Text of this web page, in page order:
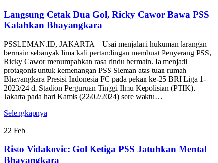
Langsung Cetak Dua Gol, Ricky Cawor Bawa PSS
Kalahkan Bhayangkara
PSSLEMAN.ID, JAKARTA – Usai menjalani hukuman larangan
bermain sebanyak lima kali pertandingan membuat Penyerang PSS,
Ricky Cawor menumpahkan rasa rindu bermain. Ia menjadi
protagonis untuk kemenangan PSS Sleman atas tuan rumah
Bhayangkara Presisi Indonesia FC pada pekan ke-25 BRI Liga 1-
2023/24 di Stadion Perguruan Tinggi Ilmu Kepolisian (PTIK),
Jakarta pada hari Kamis (22/02/2024) sore waktu…
Selengkapnya
22 Feb
Risto Vidakovic: Gol Ketiga PSS Jatuhkan Mental
Bhayangkara